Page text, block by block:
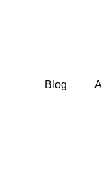
Blog